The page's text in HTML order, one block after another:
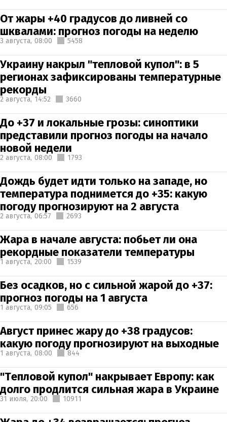
От жары +40 градусов до ливней со
шквалами: прогноз погоды на неделю
3 августа, 08:00 5458
Украину накрыл "тепловой купол": в 5
регионах зафиксированы температурные
рекорды
2 августа, 14:52 3660
До +37 и локальные грозы: синоптики
представили прогноз погоды на начало
новой недели
2 августа, 08:00 1793
Дождь будет идти только на западе, но
температура поднимется до +35: какую
погоду прогнозируют на 2 августа
2 августа, 06:57 2693
Жара в начале августа: побьет ли она
рекордные показатели температуры
1 августа, 20:00 1539
Без осадков, но с сильной жарой до +37:
прогноз погоды на 1 августа
1 августа, 09:05 656
Август принес жару до +38 градусов:
какую погоду прогнозируют на выходные
1 августа, 08:00 844
"Тепловой купол" накрывает Европу: как
долго продлится сильная жара в Украине
31 июля, 20:00 10911